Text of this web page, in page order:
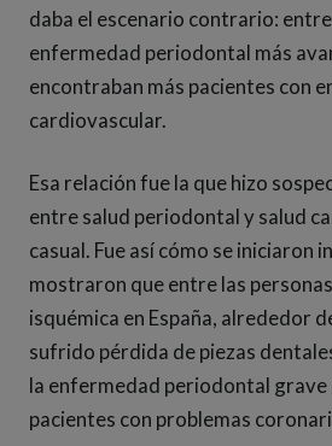
daba el escenario contrario:
enfermedad periodontal más
encontraban más pacientes con
cardiovascular.
Esa relación fue la que hizo
entre salud periodontal y salud
casual. Fue así cómo se iniciaron
mostraron que entre las
isquémica en España, alrededor
sufrido pérdida de piezas
la enfermedad periodontal grave
pacientes con problemas